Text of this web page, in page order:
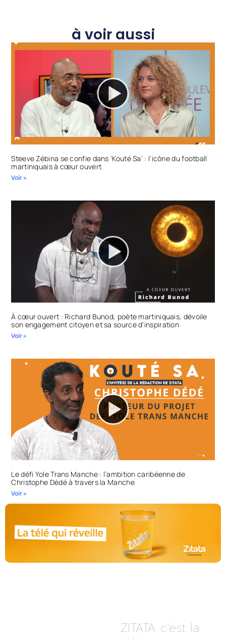
à voir aussi
Steeve Zébina se confie dans ‘Kouté Sa’ : l’icône du football
martiniquais à cœur ouvert
Voir »
À cœur ouvert : Richard Bunod, poète martiniquais, dévoile
son engagement citoyen et sa source d’inspiration
Voir »
Le défi Yole Trans Manche : l’ambition caribéenne de
Christophe Dédé à travers la Manche
Voir »
ZITATA c’est la